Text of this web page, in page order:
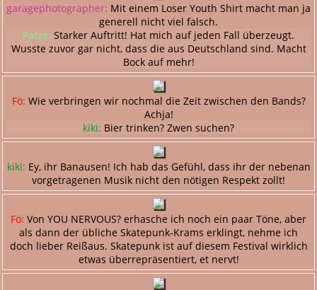
garagephotographer: Mit einem Loser Youth Shirt macht man ja
generell nicht viel falsch.
Patze: Starker Auftritt! Hat mich auf jeden Fall überzeugt.
Wusste zuvor gar nicht, dass die aus Deutschland sind. Macht
Bock auf mehr!
Fö: Wie verbringen wir nochmal die Zeit zwischen den Bands?
Achja!
kiki: Bier trinken? Zwen suchen?
kiki: Ey, ihr Banausen! Ich hab das Gefühl, dass ihr der nebenan
vorgetragenen Musik nicht den nötigen Respekt zollt!
Fö: Von YOU NERVOUS? erhasche ich noch ein paar Töne, aber
als dann der übliche Skatepunk-Krams erklingt, nehme ich
doch lieber Reißaus. Skatepunk ist auf diesem Festival wirklich
etwas überrepräsentiert, et nervt!